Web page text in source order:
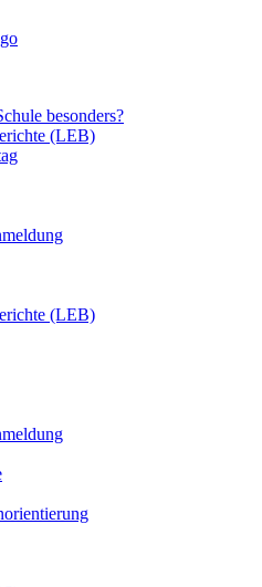
besonders?
(LEB)
(LEB)